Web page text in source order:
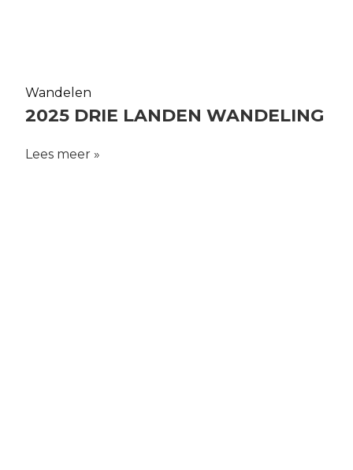
Wandelen
2025 DRIE LANDEN WANDELING
Lees meer »